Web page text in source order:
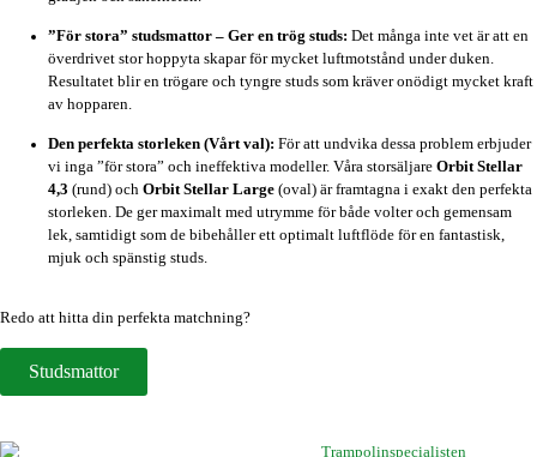
”För stora” studsmattor – Ger en trög studs: Det många inte vet är att en
överdrivet stor hoppyta skapar för mycket luftmotstånd under duken.
Resultatet blir en trögare och tyngre studs som kräver onödigt mycket kraft
av hopparen.
Den perfekta storleken (Vårt val): För att undvika dessa problem erbjuder
vi inga ”för stora” och ineffektiva modeller. Våra storsäljare Orbit Stellar
4,3 (rund) och Orbit Stellar Large (oval) är framtagna i exakt den perfekta
storleken. De ger maximalt med utrymme för både volter och gemensam
lek, samtidigt som de bibehåller ett optimalt luftflöde för en fantastisk,
mjuk och spänstig studs.
Redo att hitta din perfekta matchning?
Studsmattor